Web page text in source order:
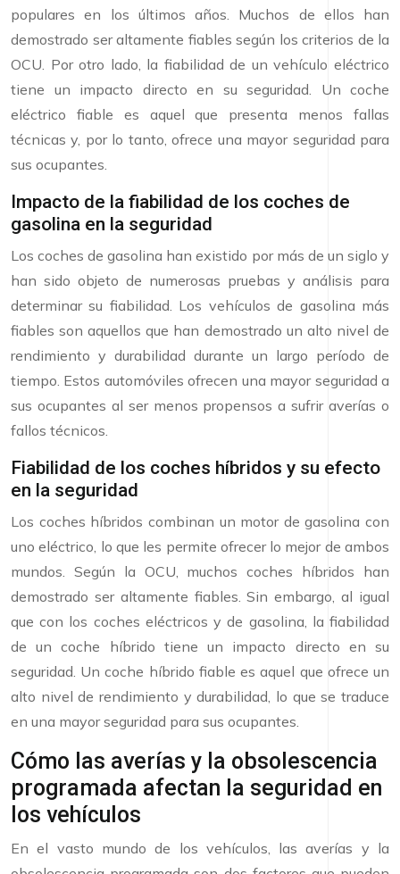
populares en los últimos años. Muchos de ellos han
demostrado ser altamente fiables según los criterios de la
OCU. Por otro lado, la fiabilidad de un vehículo eléctrico
tiene un impacto directo en su seguridad. Un coche
eléctrico fiable es aquel que presenta menos fallas
técnicas y, por lo tanto, ofrece una mayor seguridad para
sus ocupantes.
Impacto de la fiabilidad de los coches de
gasolina en la seguridad
Los coches de gasolina han existido por más de un siglo y
han sido objeto de numerosas pruebas y análisis para
determinar su fiabilidad. Los vehículos de gasolina más
fiables son aquellos que han demostrado un alto nivel de
rendimiento y durabilidad durante un largo período de
tiempo. Estos automóviles ofrecen una mayor seguridad a
sus ocupantes al ser menos propensos a sufrir averías o
fallos técnicos.
Fiabilidad de los coches híbridos y su efecto
en la seguridad
Los coches híbridos combinan un motor de gasolina con
uno eléctrico, lo que les permite ofrecer lo mejor de ambos
mundos. Según la OCU, muchos coches híbridos han
demostrado ser altamente fiables. Sin embargo, al igual
que con los coches eléctricos y de gasolina, la fiabilidad
de un coche híbrido tiene un impacto directo en su
seguridad. Un coche híbrido fiable es aquel que ofrece un
alto nivel de rendimiento y durabilidad, lo que se traduce
en una mayor seguridad para sus ocupantes.
Cómo las averías y la obsolescencia
programada afectan la seguridad en
los vehículos
En el vasto mundo de los vehículos, las averías y la